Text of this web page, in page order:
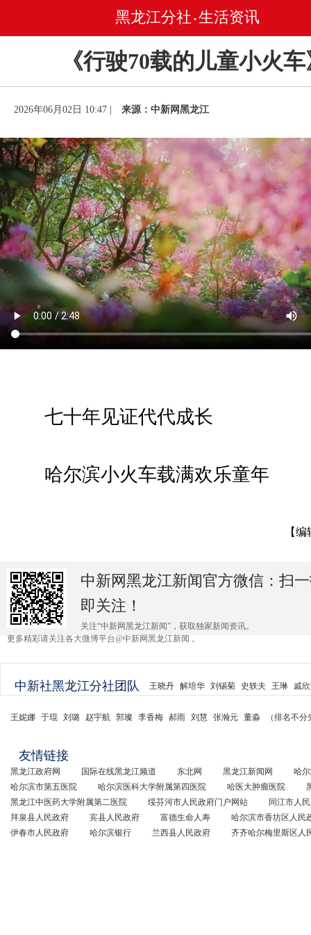
黑龙江分社 • 生活资讯
《行驶70载的儿童小火
2026年06月02日 10:47 | 来源：中新网黑龙江
七十年见证代代成长
哈尔滨小火车载满欢乐童年
【
中新网黑龙江新闻官方微信：扫
即关注！
关注“中新网黑龙江新闻”，获取独家新闻资讯。
更多精彩请关注各大微博平台@中新网黑龙江新闻 。
中新社黑龙江分社团队 王晓丹 解培华 刘锡菊 史轶夫 王琳 戚
王妮娜 于琨 刘璐 赵宇航 郭璨 李香梅 郝雨 刘慧 张瀚元 董淼 （排名不
友情链接
黑龙江政府网 国际在线黑龙江频道 东北网 黑龙江新闻网
哈
哈尔滨市第五医院
哈尔滨医科大学附属第四医院 哈医大肿瘤医院
黑龙江中医药大学附属第二医院
绥芬河市人民政府门户网站
同江市人
拜泉县人民政府
宾县人民政府 富德生命人寿
哈尔滨市香坊区人民
伊春市人民政府
哈尔滨银行 兰西县人民政府 齐齐哈尔梅里斯区人